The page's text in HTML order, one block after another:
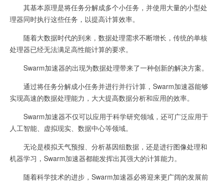
其基本原理是将任务分解成多个小任务，并使用大量的小型处
理器同时执行这些任务，以提高计算效率。
随着大数据时代的到来，数据处理需求不断增长，传统的单核
处理器已经无法满足高性能计算的要求。
Swarm加速器的出现为数据处理带来了一种创新的解决方案。
通过将任务分解成小任务并进行并行计算，Swarm加速器能够
实现高速的数据处理能力，大大提高数据分析和应用的效率。
Swarm加速器不仅可以应用于科学研究领域，还可广泛应用于
人工智能、虚拟现实、数据中心等领域。
无论是模拟天气预报、分析基因组数据，还是进行图像处理和
机器学习，Swarm加速器都能发挥出其强大的计算能力。
随着科学技术的进步，Swarm加速器必将迎来更广阔的发展前